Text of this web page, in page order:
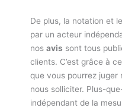
De plus, la notation et
par un acteur
nosavis sont tous
clients. C’est grâce à
que vous pourrez juger
nous solliciter. Plus-
indépendant de la